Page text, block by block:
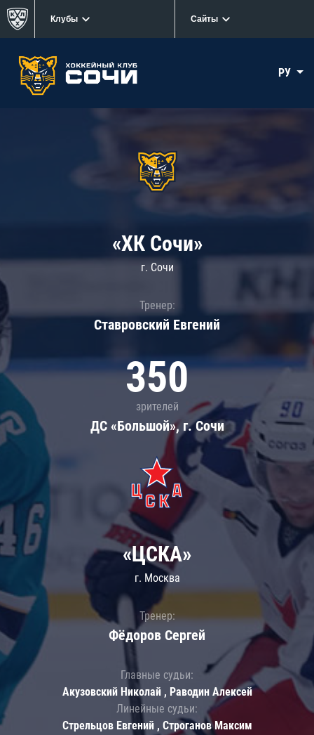
Клубы Сайты
РУ
«ХК Сочи»
г. Сочи
Тренер:
Ставровский Евгений
350
зрителей
ДС «Большой», г. Сочи
«ЦСКА»
г. Москва
Тренер:
Фёдоров Сергей
Главные судьи:
Акузовский Николай , Раводин Алексей
Линейные судьи:
Стрельцов Евгений , Строганов Максим